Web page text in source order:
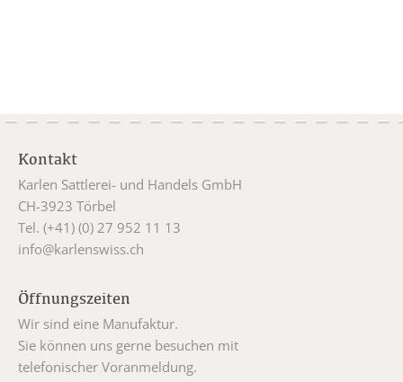
Kontakt
Karlen Sattlerei- und Handels GmbH
CH-3923 Törbel
Tel. (+41) (0) 27 952 11 13
info@karlenswiss.ch
Öffnungszeiten
Wir sind eine Manufaktur.
Sie können uns gerne besuchen mit
telefonischer Voranmeldung.